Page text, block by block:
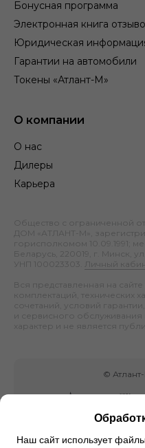
Бонусная программа
Электронная книга
Юридическая
Гарантии на автомобили
Токены «Атлант-М»
О компании
О нас
Дилеры
Карьера
Общество с ограниченной
ДОМ «АТЛАНТ-М»,
горисполкомом 10.09.1991;
Беларусь, 220019, г. Минск,
УНП 100023303.
Личный
Вся представленная на
комплектаций, технических
сочетаний, условий
и сервисного
характер и не является
©
Наш сайт использует